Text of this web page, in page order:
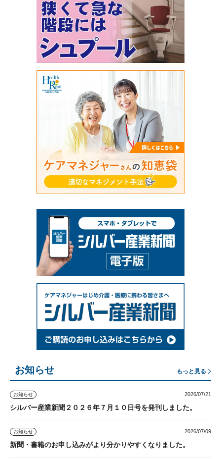
お知らせ もっと見る
お知らせ 2026/07/21
シルバー産業新聞２０２６年７月１０日号を発刊しました。
お知らせ 2026/07/09
新聞・書籍のお申し込みがより分かりやすくなりました。